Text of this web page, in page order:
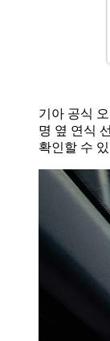
기아 공식
명 옆 연식
확인할 수